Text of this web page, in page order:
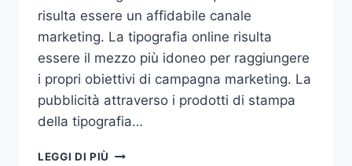
risulta essere un affidabile canale
marketing. La tipografia online risulta
essere il mezzo più idoneo per raggiungere
i propri obiettivi di campagna marketing. La
pubblicità attraverso i prodotti di stampa
della tipografia…
LEGGI DI PIÙ VUOI